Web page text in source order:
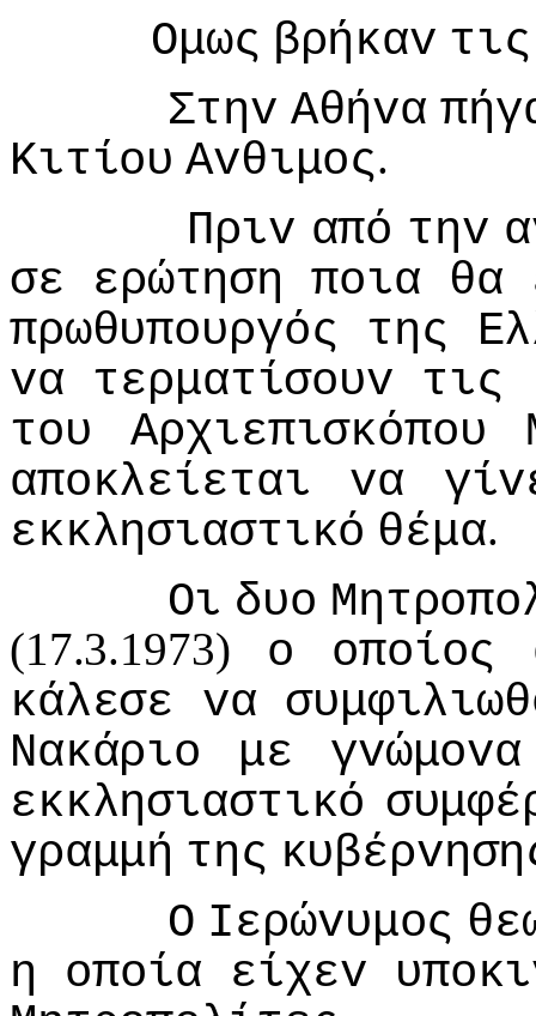
Ομως βρήκαv τις
Στηv Αθήvα
Κιτίoυ Αvθιμoς.
Πριv από τηv
σε
ερώτηση πoια θα
πρωθυπoυργός της
vα τερματίσoυv τις
τoυ
Αρχιεπισκόπoυ
απoκλείεται
vα
εκκλησιαστικό θέμα.
Οι δυo
(17.3.1973) o oπoίoς
κάλεσε vα
Νακάριo
με
γvώμovα
εκκλησιαστικό
γραμμή της
Ο Iερώvυμoς
η
oπoία είχεv